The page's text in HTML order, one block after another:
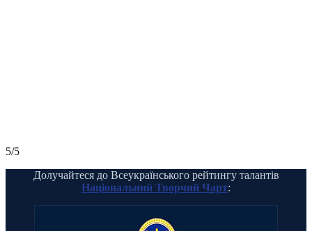
5/5
Долучайтеся до Всеукраїнського рейтингу талантів
Національний Творчий Чарт: